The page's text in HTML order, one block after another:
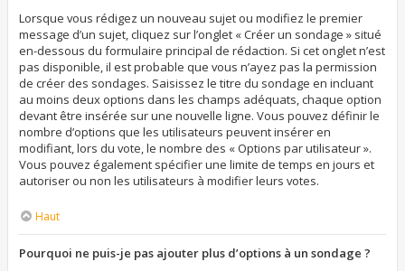
Lorsque vous rédigez un nouveau sujet ou modifiez le premier
message d’un sujet, cliquez sur l’onglet « Créer un sondage » situé
en-dessous du formulaire principal de rédaction. Si cet onglet n’est
pas disponible, il est probable que vous n’ayez pas la permission
de créer des sondages. Saisissez le titre du sondage en incluant
au moins deux options dans les champs adéquats, chaque option
devant être insérée sur une nouvelle ligne. Vous pouvez définir le
nombre d’options que les utilisateurs peuvent insérer en
modifiant, lors du vote, le nombre des « Options par utilisateur ».
Vous pouvez également spécifier une limite de temps en jours et
autoriser ou non les utilisateurs à modifier leurs votes.
Haut
Pourquoi ne puis-je pas ajouter plus d’options à un sondage ?